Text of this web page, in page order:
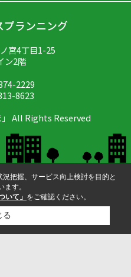
ランニング
宮4丁目1-25
ン2階
2229
8623
All Rights Reserved
把握、サービス向上検討を目的と
す。
いて」 をご確認ください。
る